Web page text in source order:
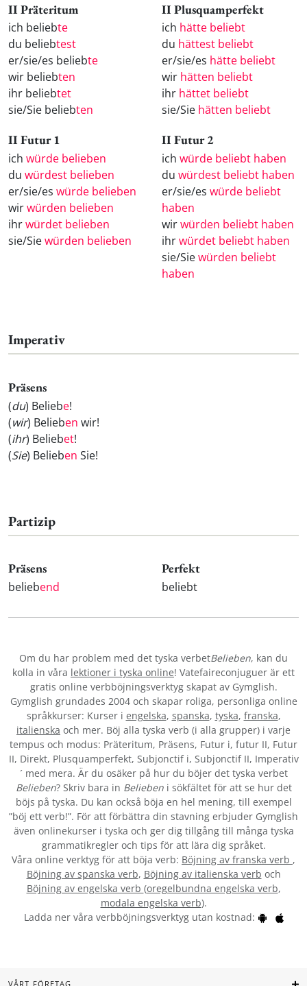
II Präteritum
ich beliebte
du beliebtest
er/sie/es beliebte
wir beliebten
ihr beliebtet
sie/Sie beliebten
II Plusquamperfekt
ich hätte beliebt
du hättest beliebt
er/sie/es hätte beliebt
wir hätten beliebt
ihr hättet beliebt
sie/Sie hätten beliebt
II Futur 1
ich würde belieben
du würdest belieben
er/sie/es würde belieben
wirwürden belieben
ihrwürdet belieben
sie/Siewürden belieben
II Futur 2
ich würde beliebt haben
du würdest beliebt haben
er/sie/es würde beliebt
haben
wirwürden beliebt haben
ihrwürdet beliebt haben
sie/Siewürden beliebt
haben
Imperativ
Präsens
(du) Beliebe!
(wir) Belieben wir!
(ihr) Beliebet!
(Sie) Belieben Sie!
Partizip
Präsens
beliebend
Perfekt
beliebt
Om du har problem med det tyska verbetBelieben, kan du
kolla in våra lektioner i tyska online! Vatefaireconjuguer är ett
gratis online verbböjningsverktyg skapat av Gymglish.
Gymglish grundades 2004 och skapar roliga, personliga online
språkkurser: Kurser i engelska, spanska, tyska, franska,
italienska och mer. Böj alla tyska verb (i alla grupper) i varje
tempus och modus: Präteritum, Präsens, Futur i, futur II, Futur
II, Direkt, Plusquamperfekt, Subjonctif i, Subjonctif II, Imperativ
´ med mera. Är du osäker på hur du böjer det tyska verbet
Belieben? Skriv bara in Beliebeni sökfältet för att se hur det
böjs på tyska. Du kan också böja en hel mening, till exempel
”böj ett verb!”. För att förbättra din stavning erbjuder Gymglish
även onlinekurser i tyska och ger dig tillgång till många tyska
grammatikregler och tips för att lära dig språket.
Våra online verktyg för att böja verb: Böjning av franska verb ,
Böjning av spanska verb, Böjning av italienska verb och
Böjning av engelska verb (oregelbundna engelska verb,
modala engelska verb).
Ladda ner våra verbböjningsverktyg utan kostnad:
VÅRT FÖRETAG